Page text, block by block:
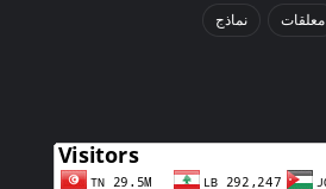
معلقات نماذج